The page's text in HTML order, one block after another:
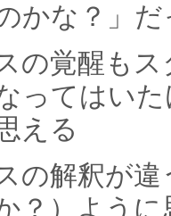
かな？」だ
の覚醒も
ってはい
える
の解釈が
？）よう